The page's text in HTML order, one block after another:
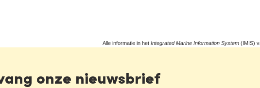
Alle informatie in het Integrated Marine Information System (IMIS)
onze nieuwsbrief